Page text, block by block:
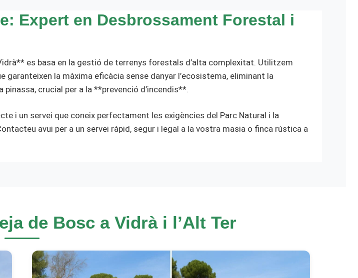
Expert en Desbrossament Forestal i
es basa en la gestió de terrenys forestals d’alta complexitat. Utilitzem
garanteixen la màxima eficàcia sense danyar l’ecosistema, eliminant la
crucial per a la **prevenció d’incendis**.
i un servei que coneix perfectament les exigències del Parc Natural i la
avui per a un servei ràpid, segur i legal a la vostra masia o finca rústica a
de Bosc a Vidrà i l’Alt Ter